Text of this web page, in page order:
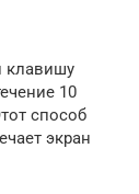
клавишу
10
способ
экран